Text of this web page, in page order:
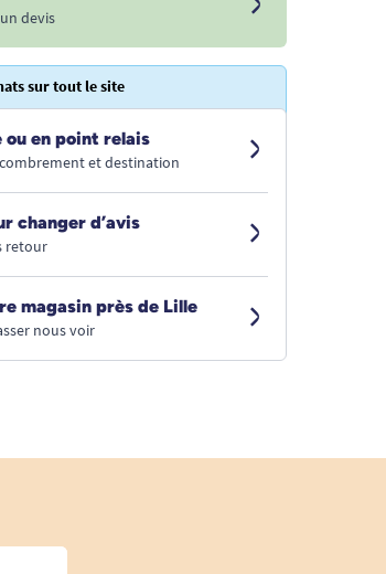
devis
sur tout le site
en point relais
et destination
changer d’avis
retour
magasin près de Lille
nous voir